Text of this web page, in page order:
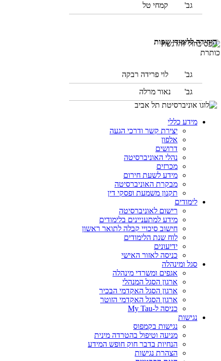
גב' קמחי טל
היחידה ללימודי שפות
גב' לוי פרידה רבקה
גב' נאור מרלה
מידע כללי
יצירת קשר ודרכי הגעה
אלפון
דרושים
נהלי האוניברסיטה
מכרזים
מידע לשעת חירום
מבקרת האוניברסיטה
תקנון משמעת ופסקי דין
לימודים
רישום לאוניברסיטה
מידע למתעניינים בלימודים
חישוב סיכויי קבלה לתואר ראשון
לוח שנת הלימודים
ידיעונים
כניסה לאזור האישי
סגל ומינהלה
אגפים ומשרדי מינהלה
ארגון הסגל המנהלי
ארגון הסגל האקדמי הבכיר
ארגון הסגל האקדמי הזוטר
כניסה ל-My Tau
נגישות
נגישות בקמפוס
מניעה וטיפול בהטרדה מינית
הנחיות בדבר חוק חופש המידע
הצהרת נגישות